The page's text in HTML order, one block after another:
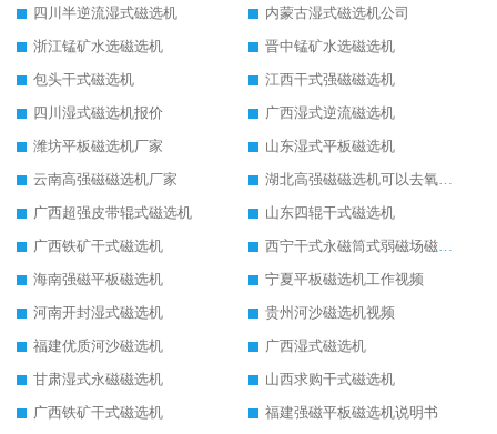
四川半逆流湿式磁选机
内蒙古湿式磁选机公司
浙江锰矿水选磁选机
晋中锰矿水选磁选机
包头干式磁选机
江西干式强磁磁选机
四川湿式磁选机报价
广西湿式逆流磁选机
潍坊平板磁选机厂家
山东湿式平板磁选机
云南高强磁磁选机厂家
湖北高强磁磁选机可以去氧化铝
广西超强皮带辊式磁选机
山东四辊干式磁选机
广西铁矿干式磁选机
西宁干式永磁筒式弱磁场磁选机结构图
海南强磁平板磁选机
宁夏平板磁选机工作视频
河南开封湿式磁选机
贵州河沙磁选机视频
福建优质河沙磁选机
广西湿式磁选机
甘肃湿式永磁磁选机
山西求购干式磁选机
广西铁矿干式磁选机
福建强磁平板磁选机说明书